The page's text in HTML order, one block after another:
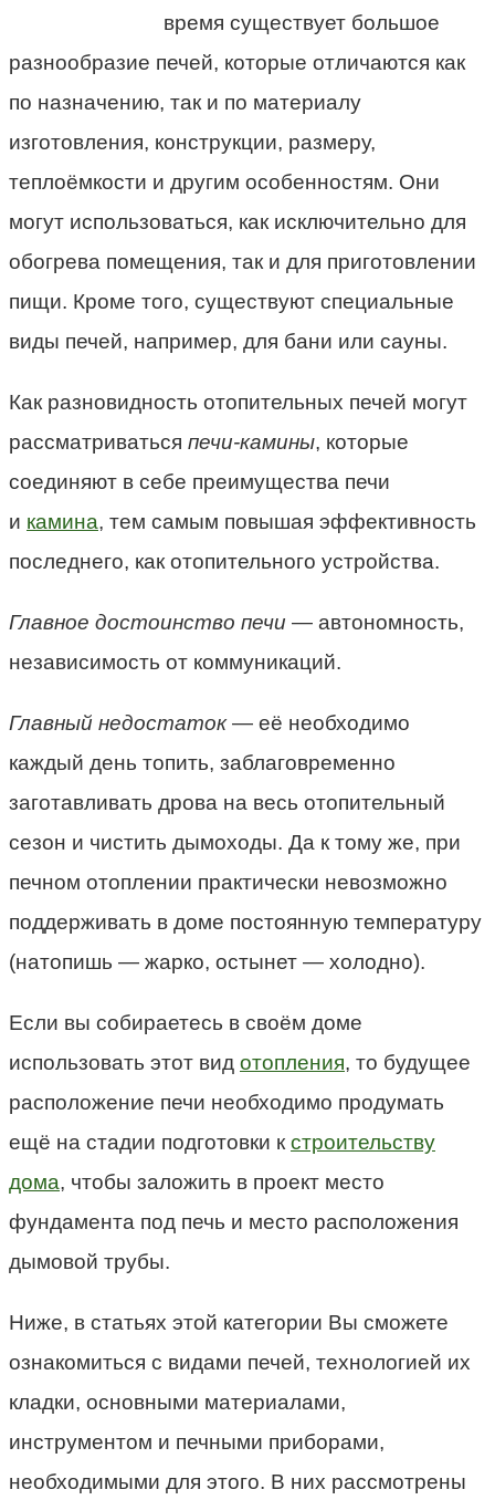
время существует большое
разнообразие печей, которые отличаются как
по назначению, так и по материалу
изготовления, конструкции, размеру,
теплоёмкости и другим особенностям. Они
могут использоваться, как исключительно для
обогрева помещения, так и для приготовлении
пищи. Кроме того, существуют специальные
виды печей, например, для бани или сауны.
Как разновидность отопительных печей могут
рассматриваться печи-камины, которые
соединяют в себе преимущества печи
и камина, тем самым повышая эффективность
последнего, как отопительного устройства.
Главное достоинство печи — автономность,
независимость от коммуникаций.
Главный недостаток— её необходимо
каждый день топить, заблаговременно
заготавливать дрова на весь отопительный
сезон и чистить дымоходы. Да к тому же, при
печном отоплении практически невозможно
поддерживать в доме постоянную температуру
(натопишь — жарко, остынет — холодно).
Если вы собираетесь в своём доме
использовать этот вид отопления, то будущее
расположение печи необходимо продумать
ещё на стадии подготовки к строительству
дома, чтобы заложить в проект место
фундамента под печь и место расположения
дымовой трубы.
Ниже, в статьях этой категории Вы сможете
ознакомиться с видами печей, технологией их
кладки, основными материалами,
инструментом и печными приборами,
необходимыми для этого. В них рассмотрены